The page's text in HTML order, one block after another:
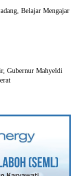
Belajar Mengajar
Gubernur Mahyeldi